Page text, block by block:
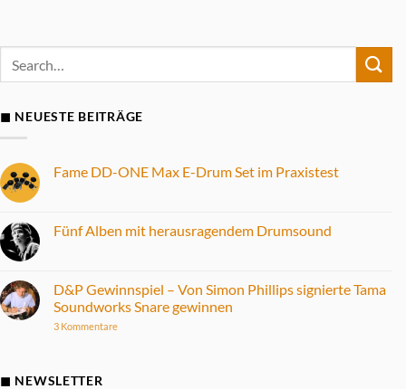
◼ NEUESTE BEITRÄGE
Fame DD-ONE Max E-Drum Set im Praxistest
Fame
DD-
Drum
Set
im
Fünf Alben mit herausragendem Drumsound
Fünf
Alben
mit
Drumsound
D&P Gewinnspiel – Von Simon Phillips signierte Tama
Soundworks Snare gewinnen
3 Kommentarezu
◼ NEWSLETTER